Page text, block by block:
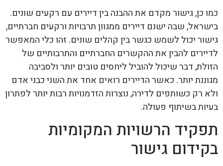
כמו כן, גישור מקדם את ההבנה בין דיירים עם רקעים שונים.
בישראל, שבה ישנם דיירים ממגוון תרבויות ורקעים חברתיים,
גישור יכול לשמש כגשר בין קהלים שונים. זהו כלי המאפשר
לדיירים להבין את ההקשרים החברתיים והתרבותיים של
הזולת, דבר שיכול להוביל ליחסים טובים יותר ולסביבה
מגוננת יותר. כאשר הדיירים רואים אחד את השני כבני אדם
ולא רק כשותפים לדירה, נוצרות הזדמנויות רבות יותר לפתרון
בעיות בשיתוף פעולה.
תפקיד הרשויות המקומיות
בקידום גישור